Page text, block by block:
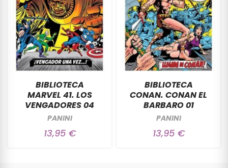
BIBLIOTECA
MARVEL 41. LOS
VENGADORES 04
PANINI
13,95 €
BIBLIOTECA
CONAN. CONAN EL
BARBARO 01
PANINI
13,95 €